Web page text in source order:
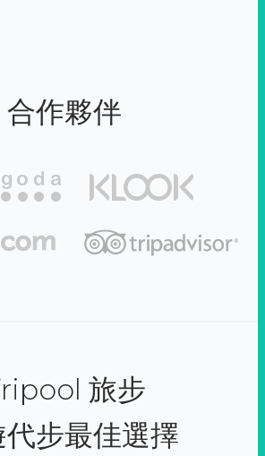
合作夥伴
旅步
步最佳選擇